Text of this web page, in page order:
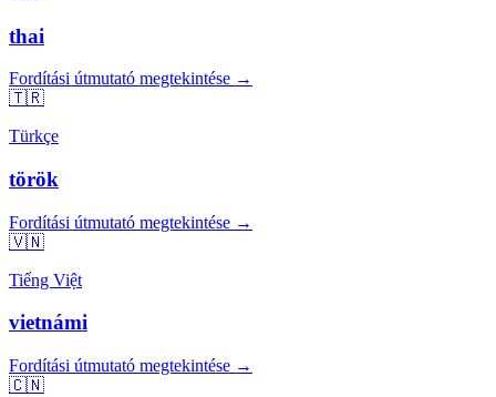
thai
Fordítási útmutató megtekintése →
🇹🇷
Türkçe
török
Fordítási útmutató megtekintése →
🇻🇳
Tiếng Việt
vietnámi
Fordítási útmutató megtekintése →
🇨🇳